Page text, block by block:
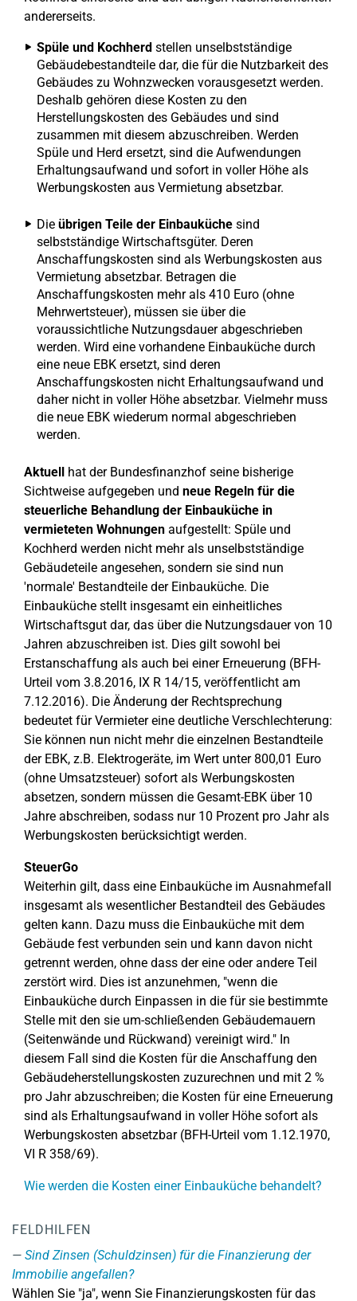
andererseits.
Spüle und Kochherd stellen unselbstständige
Gebäudebestandteile dar, die für die Nutzbarkeit des
Gebäudes zu Wohnzwecken vorausgesetzt werden.
Deshalb gehören diese Kosten zu den
Herstellungskosten des Gebäudes und sind
zusammen mit diesem abzuschreiben. Werden
Spüle und Herd ersetzt, sind die Aufwendungen
Erhaltungsaufwand und sofort in voller Höhe als
Werbungskosten aus Vermietung absetzbar.
Die übrigen Teile der Einbauküche sind
selbstständige Wirtschaftsgüter. Deren
Anschaffungskosten sind als Werbungskosten aus
Vermietung absetzbar. Betragen die
Anschaffungskosten mehr als 410 Euro (ohne
Mehrwertsteuer), müssen sie über die
voraussichtliche Nutzungsdauer abgeschrieben
werden. Wird eine vorhandene Einbauküche durch
eine neue EBK ersetzt, sind deren
Anschaffungskosten nicht Erhaltungsaufwand und
daher nicht in voller Höhe absetzbar. Vielmehr muss
die neue EBK wiederum normal abgeschrieben
werden.
Aktuell hat der Bundesfinanzhof seine bisherige
Sichtweise aufgegeben und neue Regeln für die
steuerliche Behandlung der Einbauküche in
vermieteten Wohnungen aufgestellt: Spüle und
Kochherd werden nicht mehr als unselbstständige
Gebäudeteile angesehen, sondern sie sind nun
'normale' Bestandteile der Einbauküche. Die
Einbauküche stellt insgesamt ein einheitliches
Wirtschaftsgut dar, das über die Nutzungsdauer von 10
Jahren abzuschreiben ist. Dies gilt sowohl bei
Erstanschaffung als auch bei einer Erneuerung (BFH-
Urteil vom 3.8.2016, IX R 14/15, veröffentlicht am
7.12.2016). Die Änderung der Rechtsprechung
bedeutet für Vermieter eine deutliche Verschlechterung:
Sie können nun nicht mehr die einzelnen Bestandteile
der EBK, z.B. Elektrogeräte, im Wert unter 800,01 Euro
(ohne Umsatzsteuer) sofort als Werbungskosten
absetzen, sondern müssen die Gesamt-EBK über 10
Jahre abschreiben, sodass nur 10 Prozent pro Jahr als
Werbungskosten berücksichtigt werden.
SteuerGo
Weiterhin gilt, dass eine Einbauküche im Ausnahmefall
insgesamt als wesentlicher Bestandteil des Gebäudes
gelten kann. Dazu muss die Einbauküche mit dem
Gebäude fest verbunden sein und kann davon nicht
getrennt werden, ohne dass der eine oder andere Teil
zerstört wird. Dies ist anzunehmen, "wenn die
Einbauküche durch Einpassen in die für sie bestimmte
Stelle mit den sie um-schließenden Gebäudemauern
(Seitenwände und Rückwand) vereinigt wird." In
diesem Fall sind die Kosten für die Anschaffung den
Gebäudeherstellungskosten zuzurechnen und mit 2 %
pro Jahr abzuschreiben; die Kosten für eine Erneuerung
sind als Erhaltungsaufwand in voller Höhe sofort als
Werbungskosten absetzbar (BFH-Urteil vom 1.12.1970,
VI R 358/69).
Wie werden die Kosten einer Einbauküche behandelt?
FELDHILFEN
Sind Zinsen (Schuldzinsen) für die Finanzierung der
Immobilie angefallen?
Wählen Sie "ja", wenn Sie Finanzierungskosten für das